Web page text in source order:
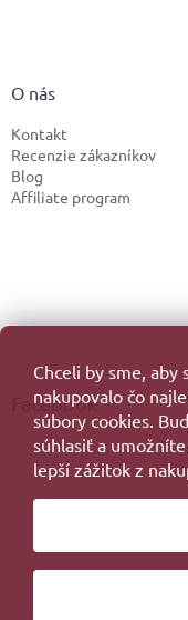
Chceli by sme, aby
nakupovalo čo
súbory cookies.
súhlasiť a
lepší zážitok z
O nás
Kontakt
Recenzie zákazníkov
Blog
Affiliate program
Facebook
Copyright